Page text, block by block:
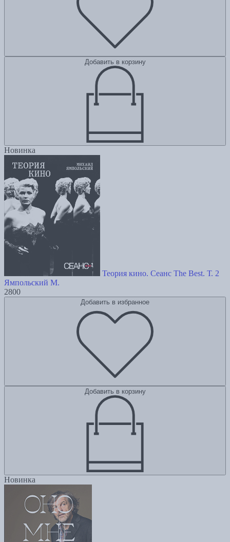
Добавить в корзину
Новинка
Теория кино. Сеанс The Best. Т. 2
Ямпольский М.
2800
Добавить в избранное
Добавить в корзину
Новинка